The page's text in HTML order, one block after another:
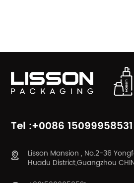
Tel :+0086 15099958531
Lisson Mansion , No.2-36
Huadu District,Guangzhou